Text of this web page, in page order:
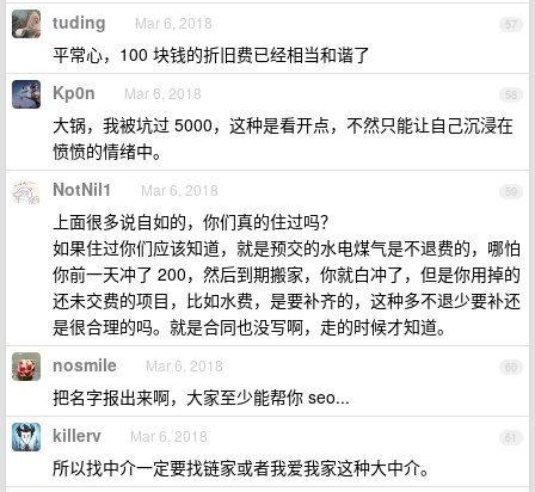
57
tuding Mar 6, 2018
平常心，100 块钱的折旧费已经相当和谐了
58
Kp0n Mar 6, 2018
大锅，我被坑过 5000，这种是看开点，不然只能让自己沉浸在
愤愤的情绪中。
59
NotNil1 Mar 6, 2018
上面很多说自如的，你们真的住过吗？
如果住过你们应该知道，就是预交的水电煤气是不退费的，哪怕
你前一天冲了 200，然后到期搬家，你就白冲了，但是你用掉的
还未交费的项目，比如水费，是要补齐的，这种多不退少要补还
是很合理的吗。就是合同也没写啊，走的时候才知道。
60
nosmile Mar 6, 2018
把名字报出来啊，大家至少能帮你 seo...
61
killerv Mar 6, 2018
所以找中介一定要找链家或者我爱我家这种大中介。